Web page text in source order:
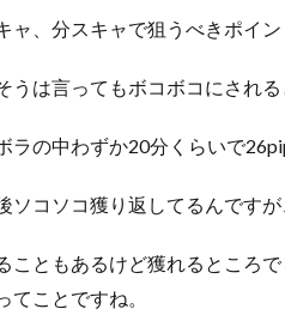
ャ、分スキャで狙うべきポイ
うは言ってもボコボコにされ
ラの中わずか20分くらいで
ソコソコ獲り返してるんです
こともあるけど獲れるところ
てことですね。